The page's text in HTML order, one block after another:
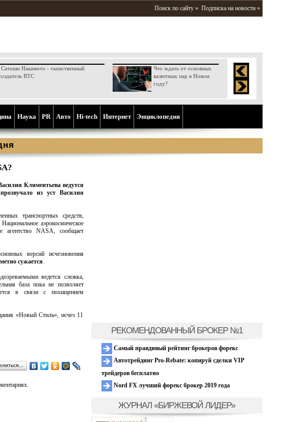
Поиск по сайту » Подписка на новости »
Сатоши Накамото - таинственный
BTC
Что ждать от основных
валютных пар в Новом
году?
Наука PR Aвто Hi-tech Интернет Энциклопедия
Климентьева ведутся
из уст Василия
транспортных средств,
аэрокосмическое
агентство NASA, сообщает
версий исчезновения
сужается.
ведется слежка,
база пока не позволяет
в связи с похищением
«Новый Стиль», исчез 11
РЕКОМЕНДОВАННЫЙ БРОКЕР №1
Самый правдивый рейтинг брокеров форекс
Автотрейдинг Pro-Rebate: копируй сделки VIP
трейдеров бесплатно
Nord FX лучший форекс брокер 2019 года
ЖУРНАЛ «БИРЖЕВОЙ ЛИДЕР»